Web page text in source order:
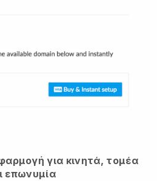
για κινητά, τομέα
επωνυμία